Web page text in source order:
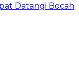
Datangi Bocah